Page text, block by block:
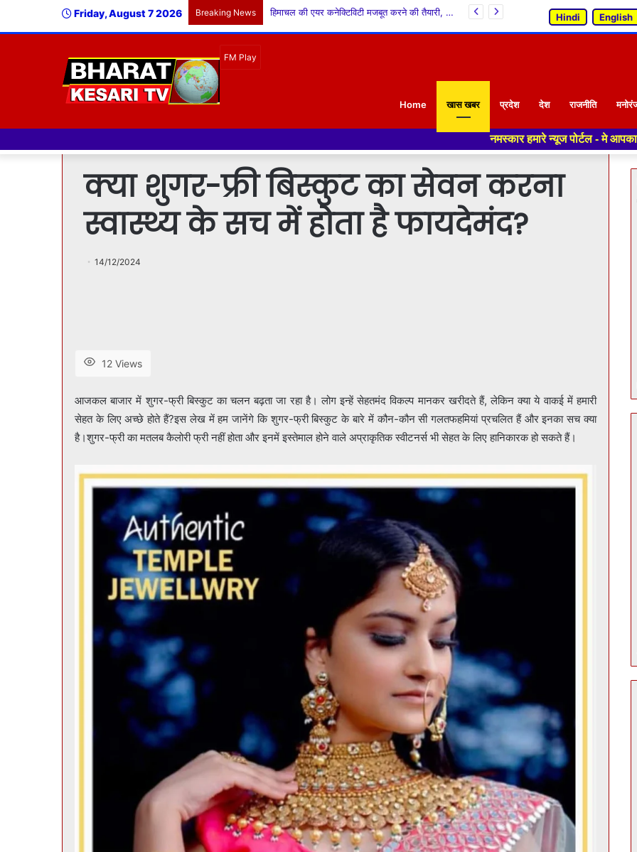
Friday, August 7 2026 Breaking News मानसून बना आफत: हिमाचल में 142 मौतें, 224 ट्रांसफार्मर ठप; मंडी सबसे ज्यादा प्रभावित Hindi English
Home खास खबर प्रदेश देश राजनीति
नमस्कार हमारे न्यूज पोर्टल - मे आपका स्वागत हैं ,यहाँ
क्या शुगर-फ्री बिस्कुट का सेवन करना
स्वास्थ्य के सच में होता है फायदेमंद?
14/12/2024
12 Views
आजकल बाजार में शुगर-फ्री बिस्कुट का चलन बढ़ता जा रहा है। लोग इन्हें सेहतमंद विकल्प मानकर खरीदते हैं, लेकिन क्या ये वाकई में हमारी
सेहत के लिए अच्छे होते हैं?इस लेख में हम जानेंगे कि शुगर-फ्री बिस्कुट के बारे में कौन-कौन सी गलतफहमियां प्रचलित हैं और इनका सच क्या
है।शुगर-फ्री का मतलब कैलोरी फ्री नहीं होता और इनमें इस्तेमाल होने वाले अप्राकृतिक स्वीटनर्स भी सेहत के लिए हानिकारक हो सकते हैं।